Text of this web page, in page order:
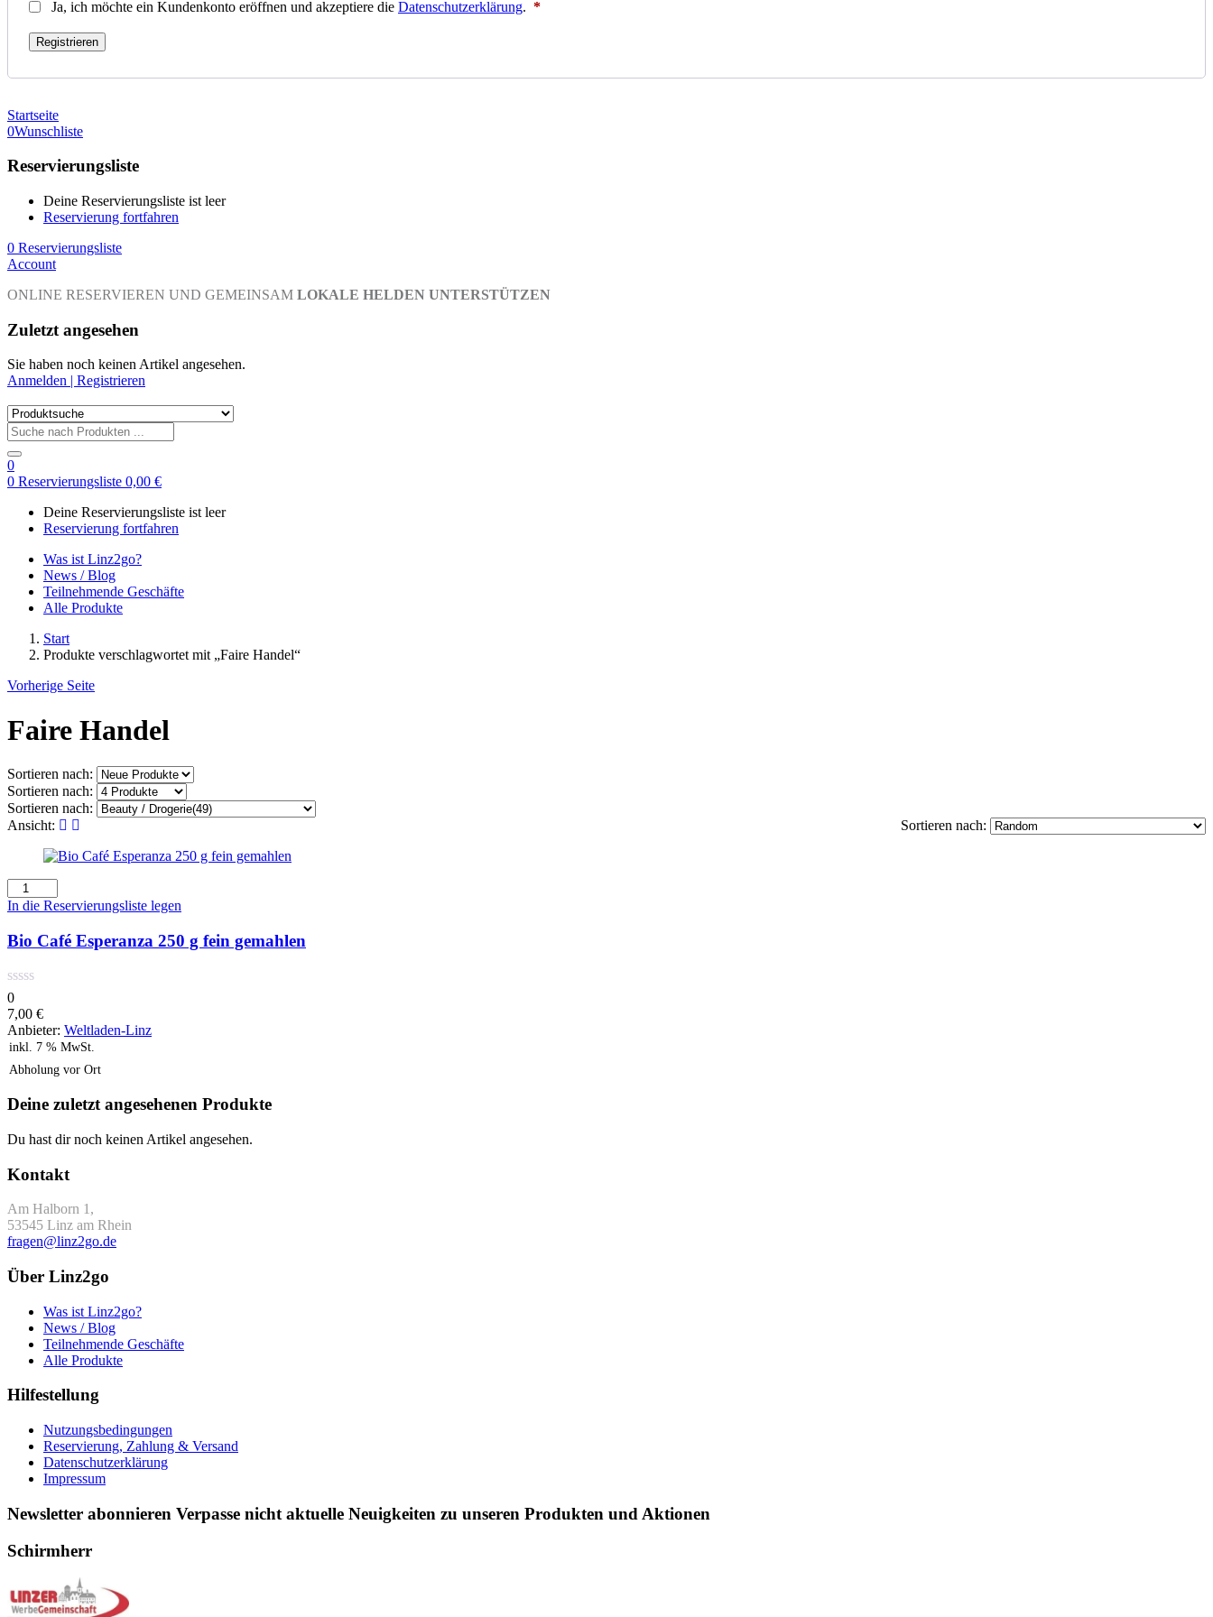
Ja, ich möchte ein Kundenkonto eröffnen und akzeptiere die Datenschutzerklärung. *Erforderlich
Registrieren
Startseite
0Wunschliste
Reservierungsliste
Deine Reservierungsliste ist leer
Reservierung fortfahren
0 Reservierungsliste
Account
ONLINE RESERVIEREN UND GEMEINSAM LOKALE HELDEN UNTERSTÜTZEN
Zuletzt angesehen
Sie haben noch keinen Artikel angesehen.
Anmelden | Registrieren
0
0 Reservierungsliste 0,00 €
Deine Reservierungsliste ist leer
Reservierung fortfahren
Was ist Linz2go?
News / Blog
Teilnehmende Geschäfte
Alle Produkte
Start
Produkte verschlagwortet mit „Faire Handel“
Vorherige Seite
Faire Handel
Sortieren nach:
Sortieren nach:
Sortieren nach:
Sortieren nach:
Ansicht:
Bio
Café
250
g
gemahlen
Menge
In die Reservierungsliste legen
Bio Café Esperanza 250 g fein gemahlen
0
7,00 €
Anbieter: Weltladen-Linz
inkl. 7 % MwSt.
Abholung vor Ort
Deine zuletzt angesehenen Produkte
Du hast dir noch keinen Artikel angesehen.
Kontakt
Am Halborn 1,
53545 Linz am Rhein
fragen@linz2go.de
Über Linz2go
Was ist Linz2go?
News / Blog
Teilnehmende Geschäfte
Alle Produkte
Hilfestellung
Nutzungsbedingungen
Reservierung, Zahlung & Versand
Datenschutzerklärung
Impressum
Newsletter abonnieren Verpasse nicht aktuelle Neuigkeiten zu unseren Produkten und Aktionen
Schirmherr